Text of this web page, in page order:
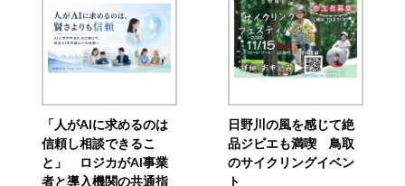
「人がAIに求めるのは
信頼し相談できるこ
と」 ロジカがAI事業
者と導入機関の共通指
日野川の風を感じて絶
品ジビエも満喫 鳥取
のサイクリングイベン
ト